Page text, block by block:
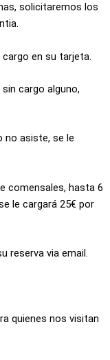
solicitaremos los
en su tarjeta.
cargo alguno,
no asiste, se le
comensales, hasta 6
le cargará 25€ por
reserva via email.
quienes nos visitan